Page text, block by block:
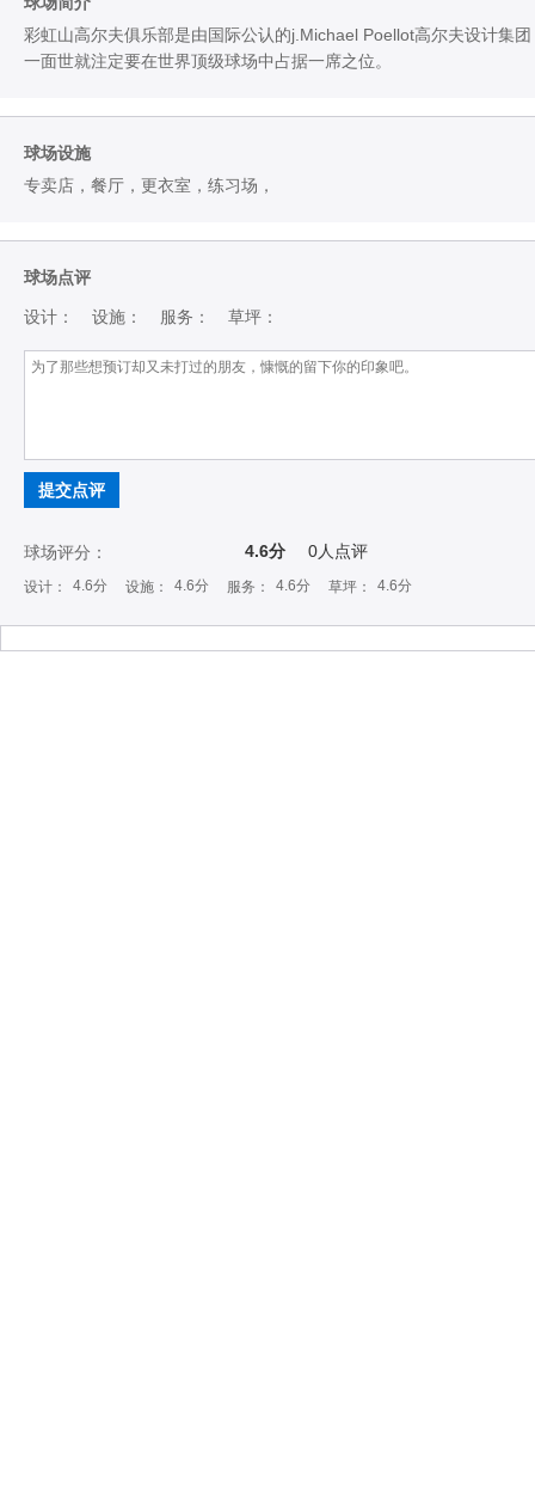
彩虹山高尔夫俱乐部是由国际公认的j.Michael Poellot高尔夫设计集
一面世就注定要在世界顶级球场中占据一席之位。
球场设施
专卖店，餐厅，更衣室，练习场，
球场点评
设计： 设施： 服务： 草坪：
提交点评
球场评分： 4.6分 0人点评
设计： 4.6分 设施： 4.6分 服务： 4.6分 草坪： 4.6分